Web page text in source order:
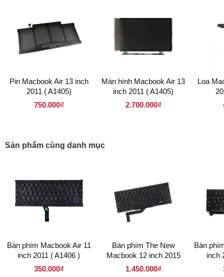
Pin Macbook Air 13 inch
2011 ( A1405)
750.000₫
Màn hình Macbook Air 13
inch 2011 ( A1405)
2.700.000₫
Loa
Sản phẩm cùng danh mục
Bàn phím Macbook Air 11
inch 2011 ( A1406 )
350.000₫
Bàn phím The New
Macbook 12 inch 2015
1.450.000₫
Bàn
inch